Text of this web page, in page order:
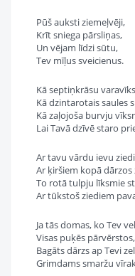
Pūš auksti ziemeļvēji,
Krīt sniega pārsliņas,
Un vējam līdzi sūtu,
Tev mīļus sveicienus.
Kā septiņkrāsu
Kā dzintarotais saules
Kā zaļojoša burvju
Lai Tavā dzīvē staro
Ar tavu vārdu ievu
Ar ķiršiem kopā dārzos
To rotā tulpju līksmie
Ar tūkstoš ziediem
Ja tās domas, ko Tev
Visas puķēs pārvērstos,
Bagāts dārzs ap Tevi
Grimdams smaržu